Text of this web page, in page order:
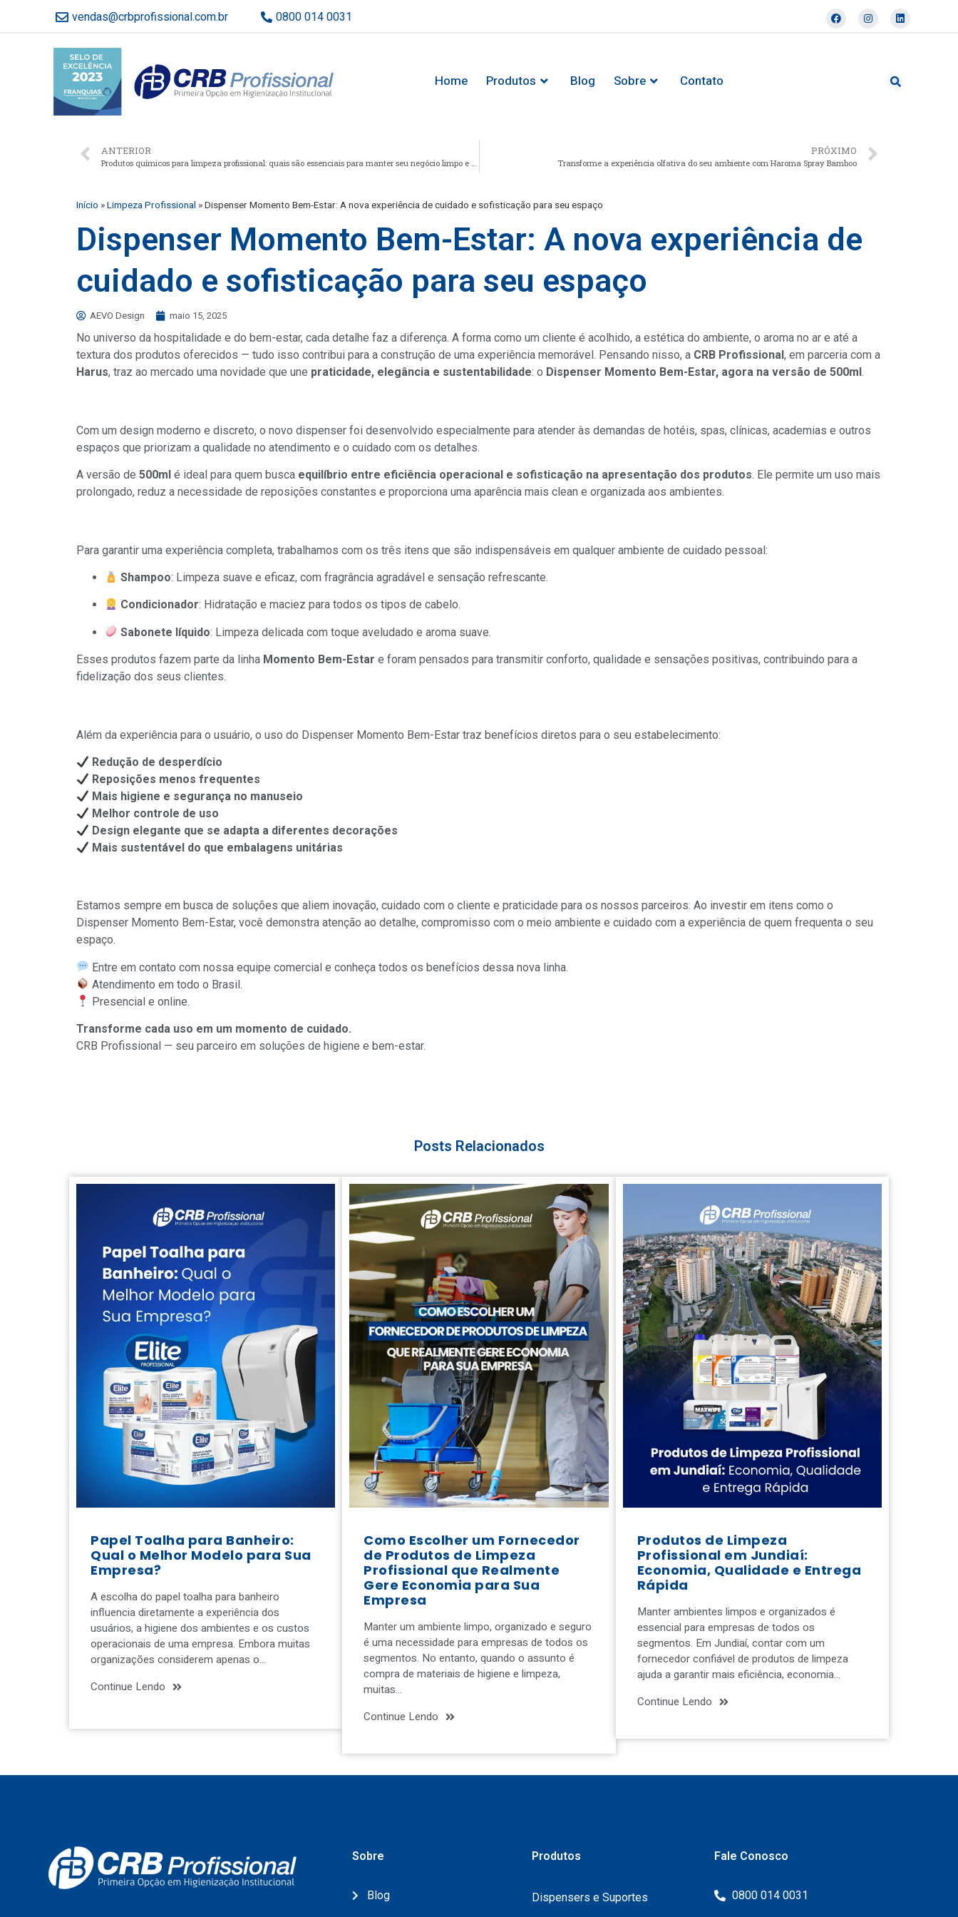
vendas@crbprofissional.com.br 0800 014 0031
Home Produtos Blog Sobre Contato
ANTERIOR
Produtos químicos para limpeza profissional: quais são essenciais para manter seu negócio limpo e seguro
PRÓXIMO
Transforme a experiência olfativa do seu ambiente com Haroma Spray Bamboo
Início »Limpeza Profissional »Dispenser Momento Bem-Estar: A nova experiência de cuidado e sofisticação para seu espaço
Dispenser Momento Bem-Estar: A nova experiência de
cuidado e sofisticação para seu espaço
AEVO Design maio 15, 2025
No universo da hospitalidade e do bem-estar, cada detalhe faz a diferença. A forma como um cliente é acolhido, a estética do ambiente, o aroma no ar e até a
textura dos produtos oferecidos — tudo isso contribui para a construção de uma experiência memorável. Pensando nisso, a CRB Profissional , em parceria com a
Harus, traz ao mercado uma novidade que une praticidade, elegância e sustentabilidade: o Dispenser Momento Bem-Estar, agora na versão de 500ml .
Com um design moderno e discreto, o novo dispenser foi desenvolvido especialmente para atender às demandas de hotéis, spas, clínicas, academias e outros
espaços que priorizam a qualidade no atendimento e o cuidado com os detalhes.
A versão de 500ml é ideal para quem busca equilíbrio entre eficiência operacional e sofisticação na apresentação dos produtos. Ele permite um uso mais
prolongado, reduz a necessidade de reposições constantes e proporciona uma aparência mais clean e organizada aos ambientes.
Para garantir uma experiência completa, trabalhamos com os três itens que são indispensáveis em qualquer ambiente de cuidado pessoal:
Shampoo: Limpeza suave e eficaz, com fragrância agradável e sensação refrescante.
Condicionador: Hidratação e maciez para todos os tipos de cabelo.
Sabonete líquido: Limpeza delicada com toque aveludado e aroma suave.
Esses produtos fazem parte da linha Momento Bem-Estar e foram pensados para transmitir conforto, qualidade e sensações positivas, contribuindo para a
fidelização dos seus clientes.
Além da experiência para o usuário, o uso do Dispenser Momento Bem-Estar traz benefícios diretos para o seu estabelecimento:
Redução de desperdício
Reposições menos frequentes
Mais higiene e segurança no manuseio
Melhor controle de uso
Design elegante que se adapta a diferentes decorações
Mais sustentável do que embalagens unitárias
Estamos sempre em busca de soluções que aliem inovação, cuidado com o cliente e praticidade para os nossos parceiros. Ao investir em itens como o
Dispenser Momento Bem-Estar, você demonstra atenção ao detalhe, compromisso com o meio ambiente e cuidado com a experiência de quem frequenta o seu
espaço.
Entre em contato com nossa equipe comercial e conheça todos os benefícios dessa nova linha.
Atendimento em todo o Brasil.
Presencial e online.
Transforme cada uso em um momento de cuidado.
CRB Profissional — seu parceiro em soluções de higiene e bem-estar.
Posts Relacionados
Papel Toalha para Banheiro:
Qual o Melhor Modelo para Sua
Empresa?
A escolha do papel toalha para banheiro
influencia diretamente a experiência dos
usuários, a higiene dos ambientes e os custos
operacionais de uma empresa. Embora muitas
organizações considerem apenas o…
Continue Lendo
Como Escolher um Fornecedor
de Produtos de Limpeza
Profissional que Realmente
Gere Economia para Sua
Empresa
Manter um ambiente limpo, organizado e seguro
é uma necessidade para empresas de todos os
segmentos. No entanto, quando o assunto é
compra de materiais de higiene e limpeza,
muitas…
Continue Lendo
Produtos de Limpeza
Profissional em Jundiaí:
Economia, Qualidade e Entrega
Rápida
Manter ambientes limpos e organizados é
essencial para empresas de todos os
segmentos. Em Jundiaí, contar com um
fornecedor confiável de produtos de limpeza
ajuda a garantir mais eficiência, economia…
Continue Lendo
Sobre
Blog
Produtos
Dispensers e Suportes
Fale Conosco
0800 014 0031